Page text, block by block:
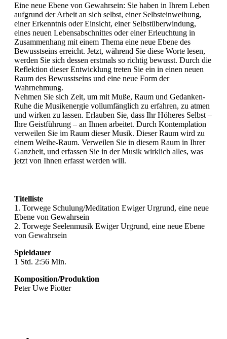
Eine neue Ebene von Gewahrsein: Sie haben in Ihrem Leben
aufgrund der Arbeit an sich selbst, einer Selbsteinweihung,
einer Erkenntnis oder Einsicht, einer Selbstüberwindung,
eines neuen Lebensabschnittes oder einer Erleuchtung in
Zusammenhang mit einem Thema eine neue Ebene des
Bewusstseins erreicht. Jetzt, während Sie diese Worte lesen,
werden Sie sich dessen erstmals so richtig bewusst. Durch die
Reflektion dieser Entwicklung treten Sie ein in einen neuen
Raum des Bewusstseins und eine neue Form der
Wahrnehmung.
Nehmen Sie sich Zeit, um mit Muße, Raum und Gedanken-
Ruhe die Musikenergie vollumfänglich zu erfahren, zu atmen
und wirken zu lassen. Erlauben Sie, dass Ihr Höheres Selbst –
Ihre Geistführung – an Ihnen arbeitet. Durch Kontemplation
verweilen Sie im Raum dieser Musik. Dieser Raum wird zu
einem Weihe-Raum. Verweilen Sie in diesem Raum in Ihrer
Ganzheit, und erfassen Sie in der Musik wirklich alles, was
jetzt von Ihnen erfasst werden will.
Titelliste
1. Torwege Schulung/Meditation Ewiger Urgrund, eine neue
Ebene von Gewahrsein
2. Torwege Seelenmusik Ewiger Urgrund, eine neue Ebene
von Gewahrsein
Spieldauer
1 Std. 2:56 Min.
Komposition/Produktion
Peter Uwe Piotter